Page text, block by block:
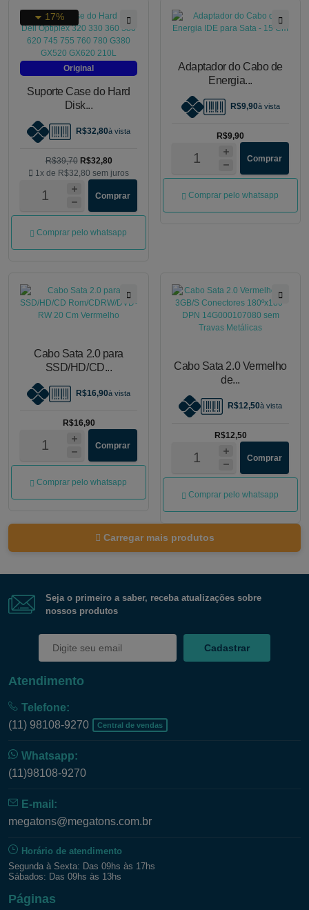
Original
17%
Suporte Case do Hard
Disk...
R$32,80à vista
R$39,70 R$32,80
1x de R$32,80 sem juros
Comprar
Comprar pelo whatsapp
Adaptador do Cabo de
Energia...
R$9,90à vista
R$9,90
Comprar
Comprar pelo whatsapp
Cabo Sata 2.0 para
SSD/HD/CD...
R$16,90à vista
R$16,90
Comprar
Comprar pelo whatsapp
Cabo Sata 2.0 Vermelho
de...
R$12,50à vista
R$12,50
Comprar
Comprar pelo whatsapp
Carregar mais produtos
Seja o primeiro a saber, receba atualizações sobre
nossos produtos
Cadastrar
Atendimento
Telefone:
(11) 98108-9270
Central de vendas
Whatsapp:
(11)98108-9270
E-mail:
megatons@megatons.com.br
Horário de atendimento
Segunda à Sexta: Das 09hs às 17hs
Sábados: Das 09hs às 13hs
Páginas